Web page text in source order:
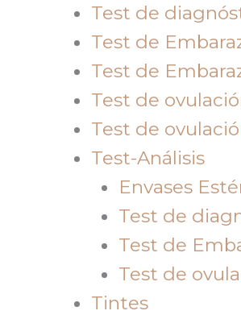
Test de
Test de
Test de
Test de
Test de
Test-Análisis
Envases
Test de
Test de
Test de
Tintes